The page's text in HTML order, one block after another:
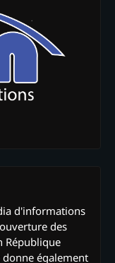
d'informations
des
République
donne également